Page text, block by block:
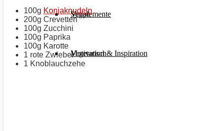
Supplemente
Motivation & Inspiration
Vegan
Vegetarisch
100g Konjaknudeln
200g Crevetten
100g Zucchini
100g Paprika
100g Karotte
1 rote Zwiebel
1 Knoblauchzehe